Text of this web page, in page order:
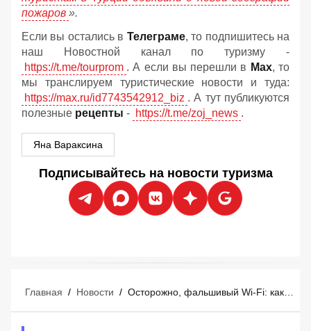
пожаров ».
Если вы остались в Телеграме, то подпишитесь на
наш Новостной канал по туризму -
https://t.me/tourprom . А если вы перешли в Мах, то
мы транслируем туристические новости и туда:
https://max.ru/id7743542912_biz . А тут публикуются
полезные рецепты - https://t.me/zoj_news .
Яна Вараксина
Подписывайтесь на новости туризма
Главная / Новости /